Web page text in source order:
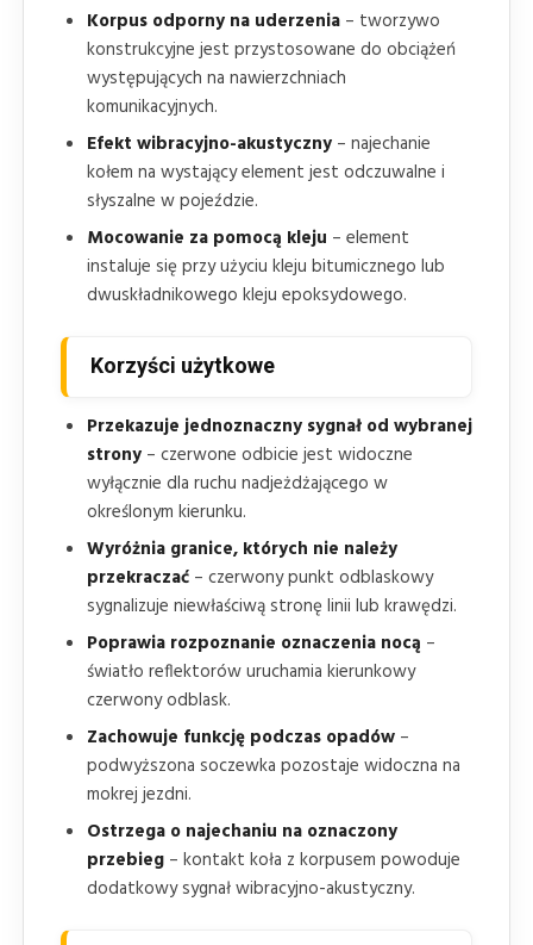
Korpus odporny na uderzenia – tworzywo
konstrukcyjne jest przystosowane do obciążeń
występujących na nawierzchniach
komunikacyjnych.
Efekt wibracyjno-akustyczny – najechanie
kołem na wystający element jest odczuwalne i
słyszalne w pojeździe.
Mocowanie za pomocą kleju – element
instaluje się przy użyciu kleju bitumicznego lub
dwuskładnikowego kleju epoksydowego.
Korzyści użytkowe
Przekazuje jednoznaczny sygnał od wybranej
strony – czerwone odbicie jest widoczne
wyłącznie dla ruchu nadjeżdżającego w
określonym kierunku.
Wyróżnia granice, których nie należy
przekraczać – czerwony punkt odblaskowy
sygnalizuje niewłaściwą stronę linii lub krawędzi.
Poprawia rozpoznanie oznaczenia nocą –
światło reflektorów uruchamia kierunkowy
czerwony odblask.
Zachowuje funkcję podczas opadów –
podwyższona soczewka pozostaje widoczna na
mokrej jezdni.
Ostrzega o najechaniu na oznaczony
przebieg – kontakt koła z korpusem powoduje
dodatkowy sygnał wibracyjno-akustyczny.